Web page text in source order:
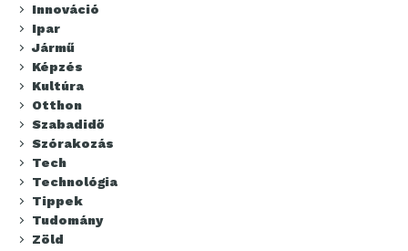
Innováció
Ipar
Jármű
Képzés
Kultúra
Otthon
Szabadidő
Szórakozás
Tech
Technológia
Tippek
Tudomány
Zöld